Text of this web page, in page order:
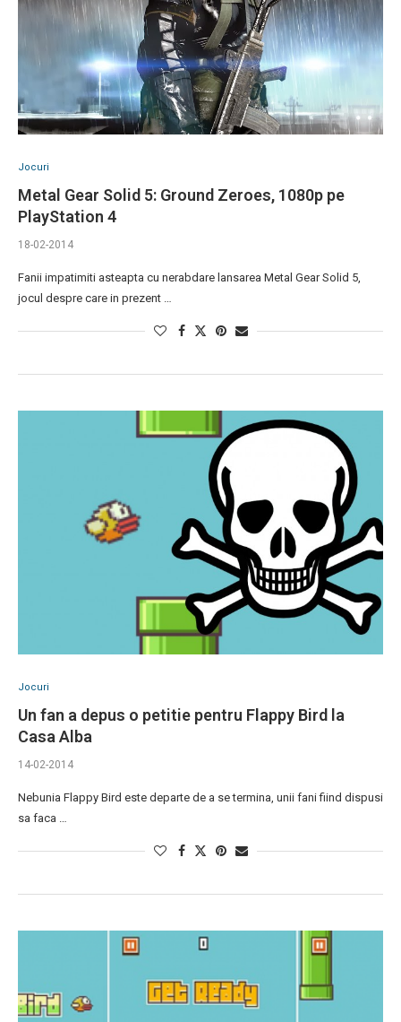
Jocuri
Metal Gear Solid 5: Ground Zeroes, 1080p pe
PlayStation 4
18-02-2014
Fanii impatimiti asteapta cu nerabdare lansarea Metal Gear Solid 5,
jocul despre care in prezent …
Jocuri
Un fan a depus o petitie pentru Flappy Bird la
Casa Alba
14-02-2014
Nebunia Flappy Bird este departe de a se termina, unii fani fiind dispusi
sa faca …